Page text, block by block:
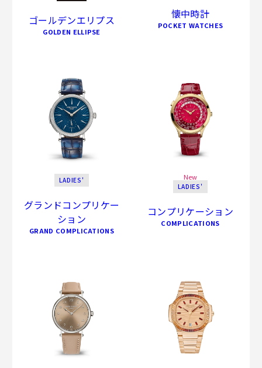
ゴールデンエリプス
GOLDEN ELLIPSE
懐中時計
POCKET WATCHES
LADIES'
グランドコンプリケー
ション
GRAND COMPLICATIONS
New
LADIES'
コンプリケーション
COMPLICATIONS